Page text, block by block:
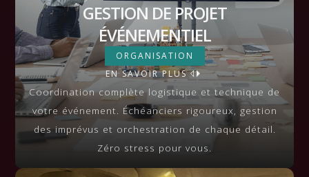
GESTION DE PROJET
ÉVÉNEMENTIEL
GESTION DE PROJET
ÉVÉNEMENTIEL
ORGANISATION
EN SAVOIR PLUS
VIEW MORE
Coordination complète logistique et technique de
votre événement. Échéanciers rigoureux, gestion
des imprévus et orchestration de chaque détail.
Zéro stress pour vous.